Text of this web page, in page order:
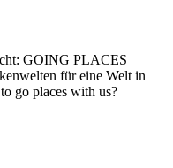
GOING PLACES
für eine Welt in
go places with us?